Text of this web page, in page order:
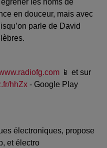
en douceur, mais avec
parle de David
📱 et sur
hhZx - Google Play
électroniques, propose
et électro